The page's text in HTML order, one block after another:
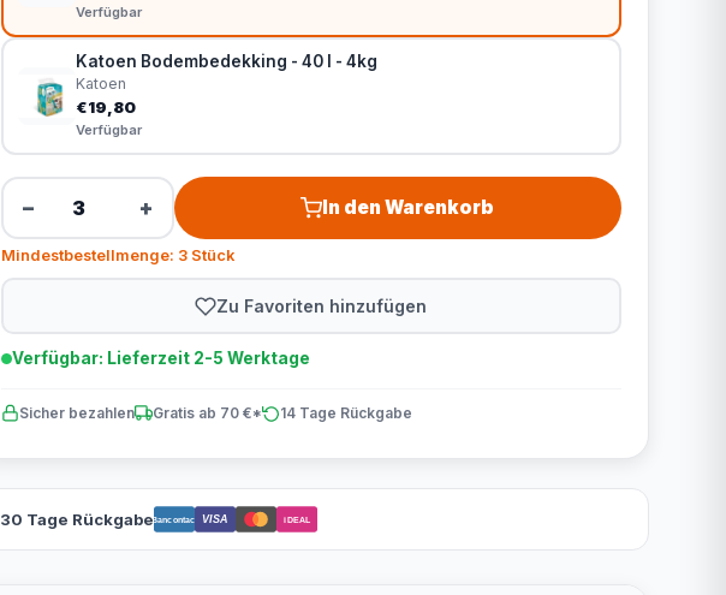
Verfügbar
Katoen Bodembedekking - 40 l - 4kg
Katoen
€19,80
Verfügbar
− + In den Warenkorb
Mindestbestellmenge: 3 Stück
Zu Favoriten hinzufügen
Verfügbar: Lieferzeit 2-5 Werktage
Sicher bezahlen Gratis ab 70 €* 14 Tage Rückgabe
30 Tage RückgabeBancontact VISA iDEAL